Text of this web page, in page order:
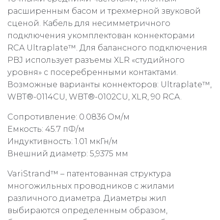
расширенным басом и трехмерной звуковой
сценой. Кабель для несимметричного
подключения укомплектован коннекторами
RCA Ultraplate™. Для балансного подключения
PBJ использует разъемы XLR «студийного
уровня» с посеребренными контактами.
Возможные варианты коннекторов: Ultraplate™,
WBT®-0114CU, WBT®-0102CU, XLR, 90 RCA.
Сопротивление: 0.0836 Ом/м
Емкость: 45.7 пФ/м
Индуктивность: 1.01 мкГн/м
Внешний диаметр: 5,9375 мм
VariStrand™ – патентованная структура
многожильных проводников с жилами
различного диаметра. Диаметры жил
выбираются определенным образом,